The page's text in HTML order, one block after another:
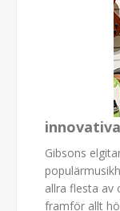
Gibsons
allra flesta av
framför allt